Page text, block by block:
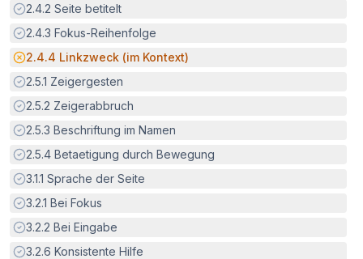
Erfüllt:
2.4.2 Seite betitelt
Erfüllt:
2.4.3 Fokus-Reihenfolge
Potenzielle Barriere:
2.4.4 Linkzweck (im Kontext)
Erfüllt:
2.5.1 Zeigergesten
Erfüllt:
2.5.2 Zeigerabbruch
Erfüllt:
2.5.3 Beschriftung im Namen
Erfüllt:
2.5.4 Betaetigung durch Bewegung
Erfüllt:
3.1.1 Sprache der Seite
Erfüllt:
3.2.1 Bei Fokus
Erfüllt:
3.2.2 Bei Eingabe
Erfüllt:
3.2.6 Konsistente Hilfe